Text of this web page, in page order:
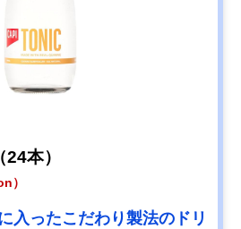
本）
）
入ったこだわり製法のドリ